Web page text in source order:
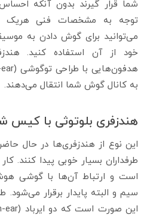
شما قرار گیرند بدون آنکه
توجه به مشخصات فنی هریک
می‌توانید برای گوش دادن به
خود از آن استفاده کنید.
به کانال گوش شما انتقال می‌دهند.
هندزفری بلوتوثی با کیس
این نوع از هندزفری‌ها در حال
طرفداران بسیار خوبی پیدا کنند.
است و ارتباط آن‌ها با گوشی
سیم و البته پایدار برقرار